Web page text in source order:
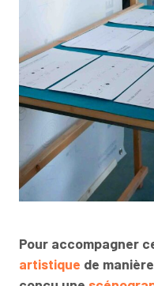
Pour accompagner
artistique de